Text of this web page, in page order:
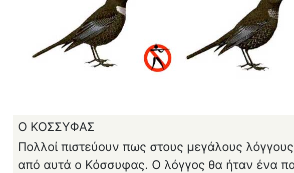
Ο ΚΟΣΣΥΦΑΣ
Πολλοί πιστεύουν πως στους μεγάλους
από αυτά ο Κόσσυφας. Ο λόγγος θα ήταν ένα